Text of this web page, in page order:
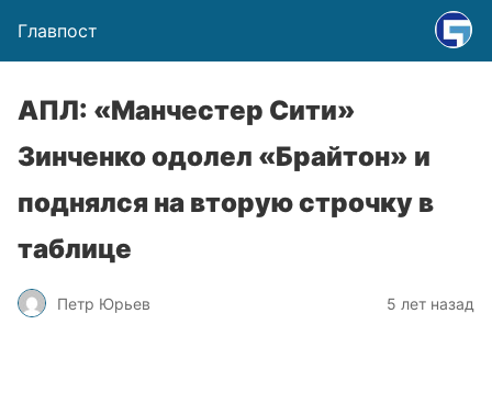
Главпост
АПЛ: «Манчестер Сити»
Зинченко одолел «Брайтон» и
поднялся на вторую строчку в
таблице
Петр Юрьев 5 лет назад